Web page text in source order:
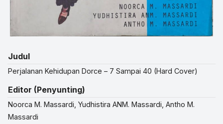
Judul
Perjalanan Kehidupan Dorce – 7 Sampai 40 (Hard Cover)
Editor (Penyunting)
Noorca M. Massardi, Yudhistira ANM. Massardi, Antho M.
Massardi